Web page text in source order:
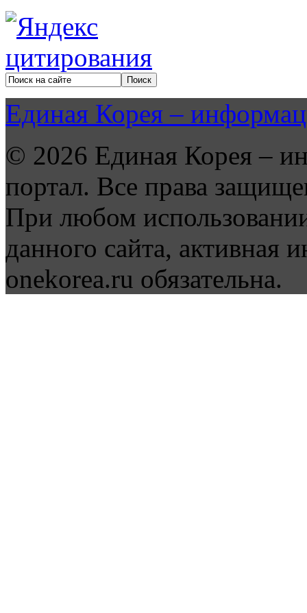
Единая Корея –
© 2026 Единая Корея –
портал. Все права
При любом
данного сайта, активная
onekorea.ru обязательна.